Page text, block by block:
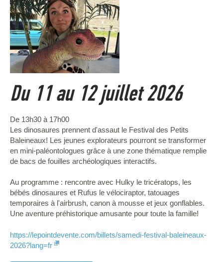
Du 11 au 12 juillet 2026
De 13h30 à 17h00
Les dinosaures prennent d'assaut le Festival des Petits
Baleineaux! Les jeunes explorateurs pourront se transformer
en mini-paléontologues grâce à une zone thématique remplie
de bacs de fouilles archéologiques interactifs.
Au programme : rencontre avec Hulky le tricératops, les
bébés dinosaures et Rufus le vélociraptor, tatouages
temporaires à l'airbrush, canon à mousse et jeux gonflables.
Une aventure préhistorique amusante pour toute la famille!
https://lepointdevente.com/billets/samedi-festival-baleineaux-
2026?lang=fr